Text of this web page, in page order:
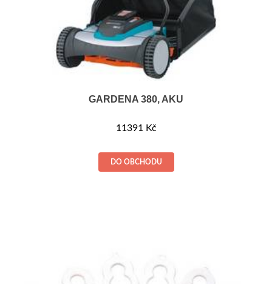
GARDENA 380, AKU
11391 Kč
DO OBCHODU